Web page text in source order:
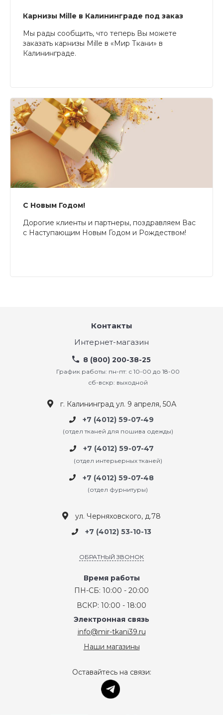
Карнизы Mille в Калининграде под заказ
Мы рады сообщить, что теперь Вы можете
заказать карнизы Mille в «Мир Ткани» в
Калининграде.
С Новым Годом!
Дорогие клиенты и партнеры, поздравляем Вас
с Наступающим Новым Годом и Рождеством!
Контакты
Интернет-магазин
8 (800) 200-38-25
График работы: пн-пт: с 10-00 до 18-00
сб-вскр: выходной
г. Калининград ул. 9 апреля, 50А
+7 (4012) 59-07-49
(отдел тканей для пошива одежды)
+7 (4012) 59-07-47
(отдел интерьерных тканей)
+7 (4012) 59-07-48
(отдел фурнитуры)
ул. Черняховского, д.78
+7 (4012) 53-10-13
ОБРАТНЫЙ ЗВОНОК
Время работы
ПН-СБ: 10:00 - 20:00
ВСКР: 10:00 - 18:00
Электронная связь
info@mir-tkani39.ru
Наши магазины
Оставайтесь на связи: